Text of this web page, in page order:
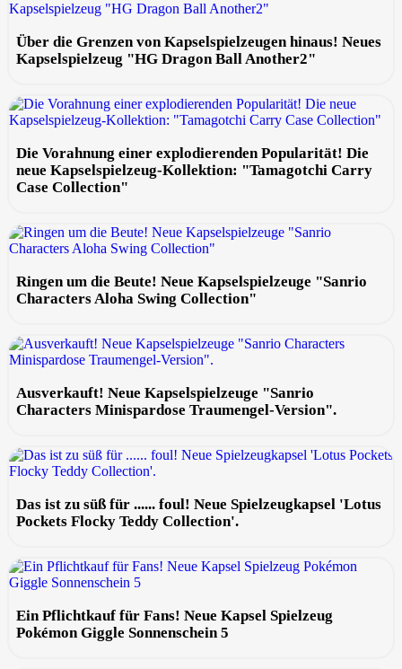
Über die Grenzen von Kapselspielzeugen hinaus! Neues
Kapselspielzeug "HG Dragon Ball Another2"
Die Vorahnung einer explodierenden Popularität! Die
neue Kapselspielzeug-Kollektion: "Tamagotchi Carry
Case Collection"
Ringen um die Beute! Neue Kapselspielzeuge "Sanrio
Characters Aloha Swing Collection"
Ausverkauft! Neue Kapselspielzeuge "Sanrio
Characters Minispardose Traumengel-Version".
Das ist zu süß für ...... foul! Neue Spielzeugkapsel 'Lotus
Pockets Flocky Teddy Collection'.
Ein Pflichtkauf für Fans! Neue Kapsel Spielzeug
Pokémon Giggle Sonnenschein 5